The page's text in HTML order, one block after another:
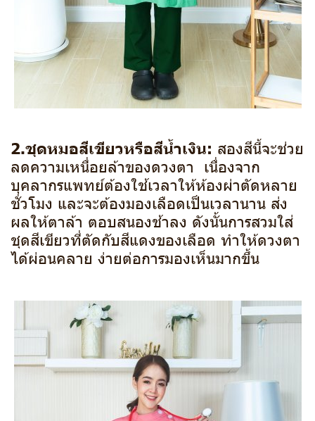
2.ชุดหมอสีเขียวหรือสีน้ำเงิน: สองสีนี้จะช่วย
ลดความเหนื่อยล้าของดวงตา เนื่องจาก
บุคลากรแพทย์ต้องใช้เวลาให้ห้องผ่าตัดหลาย
ชั่วโมง และจะต้องมองเลือดเป็นเวลานาน ส่ง
ผลให้ตาล้า ตอบสนองช้าลง ดังนั้นการสวมใส่
ชุดสีเขียวที่ตัดกับสีแดงของเลือด ทำให้ดวงตา
ได้ผ่อนคลาย ง่ายต่อการมองเห็นมากขึ้น